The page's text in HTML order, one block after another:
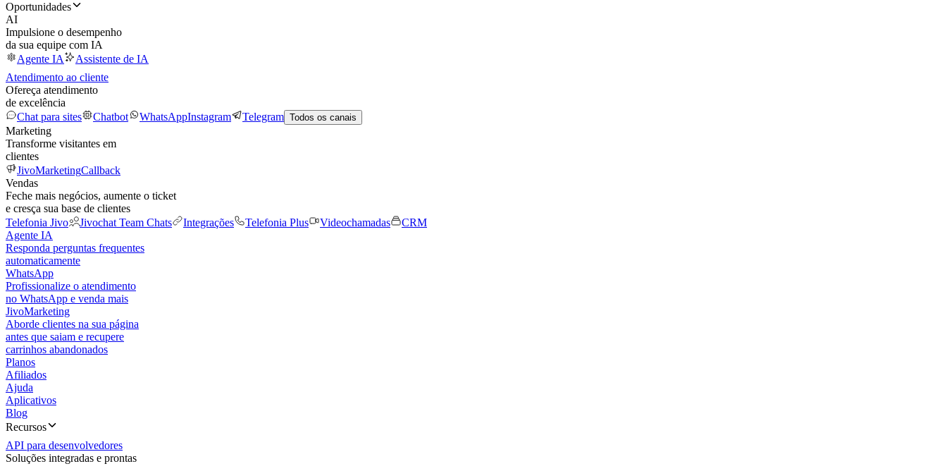
Oportunidades
AI
Impulsione o desempenho
da sua equipe com IA
Agente IA
Assistente de IA
Atendimento ao cliente
Ofereça atendimento
de excelência
Chat para sites
Chatbot WhatsAppInstagram Telegram Todos os canais
Marketing
Transforme visitantes em
clientes
JivoMarketingCallback
Vendas
Feche mais negócios, aumente o ticket
e cresça sua base de clientes
Telefonia Jivo
Jivochat Team Chats Integrações Telefonia Plus Videochamadas
CRM
Agente IA
Responda perguntas frequentes
automaticamente
WhatsApp
Profissionalize o atendimento
no WhatsApp e venda mais
JivoMarketing
Aborde clientes na sua página
antes que saiam e recupere
carrinhos abandonados
Planos
Afiliados
Ajuda
Aplicativos
Blog
Recursos
API para desenvolvedores
Soluções integradas e prontas